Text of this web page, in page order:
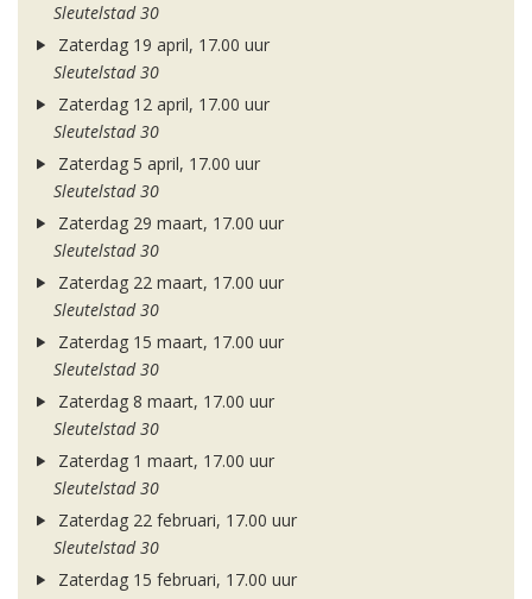
Sleutelstad 30
Zaterdag 19 april, 17.00 uur
Sleutelstad 30
Zaterdag 12 april, 17.00 uur
Sleutelstad 30
Zaterdag 5 april, 17.00 uur
Sleutelstad 30
Zaterdag 29 maart, 17.00 uur
Sleutelstad 30
Zaterdag 22 maart, 17.00 uur
Sleutelstad 30
Zaterdag 15 maart, 17.00 uur
Sleutelstad 30
Zaterdag 8 maart, 17.00 uur
Sleutelstad 30
Zaterdag 1 maart, 17.00 uur
Sleutelstad 30
Zaterdag 22 februari, 17.00 uur
Sleutelstad 30
Zaterdag 15 februari, 17.00 uur